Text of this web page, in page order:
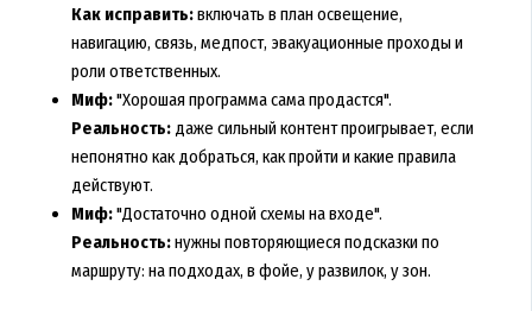
Как исправить:включать в план освещение,
навигацию, связь, медпост, эвакуационные проходы и
роли ответственных.
Миф:"Хорошая программа сама продастся".
Реальность:даже сильный контент проигрывает, если
непонятно как добраться, как пройти и какие правила
действуют.
Миф:"Достаточно одной схемы на входе".
Реальность:нужны повторяющиеся подсказки по
маршруту: на подходах, в фойе, у развилок, у зон.